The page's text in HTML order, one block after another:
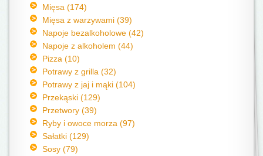
Mięsa (174)
Mięsa z warzywami (39)
Napoje bezalkoholowe (42)
Napoje z alkoholem (44)
Pizza (10)
Potrawy z grilla (32)
Potrawy z jaj i mąki (104)
Przekąski (129)
Przetwory (39)
Ryby i owoce morza (97)
Sałatki (129)
Sosy (79)